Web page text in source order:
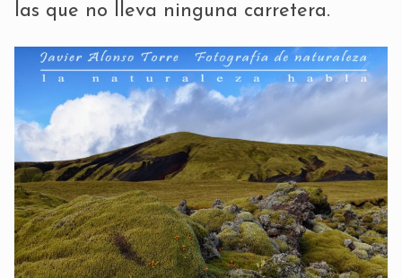
las que no lleva ninguna carretera.